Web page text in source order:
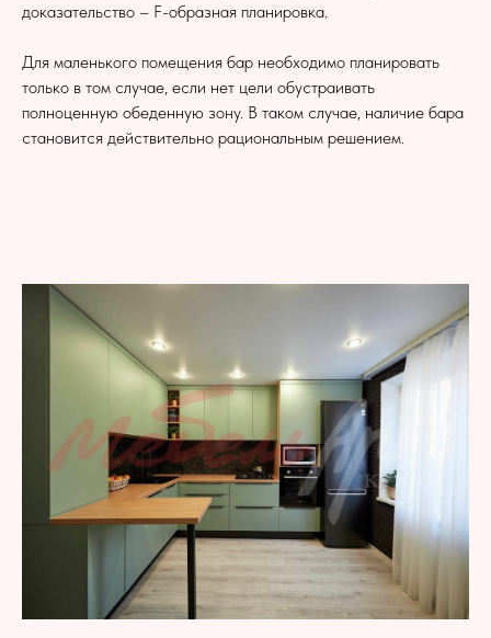
доказательство – F-образная планировка.
Для маленького помещения бар необходимо планировать
только в том случае, если нет цели обустраивать
полноценную обеденную зону. В таком случае, наличие бара
становится действительно рациональным решением.